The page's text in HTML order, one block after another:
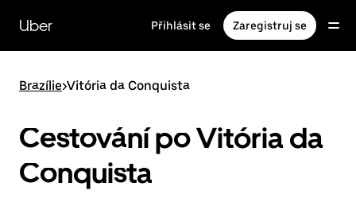
hlavní
obsah
Uber Přihlásit se Zaregistruj se
Brazílie>Vitória da Conquista
Cestování po Vitória da
Conquista